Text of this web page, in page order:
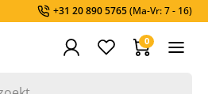
+31 20 890 5765(Ma-Vr: 7 - 16)
0